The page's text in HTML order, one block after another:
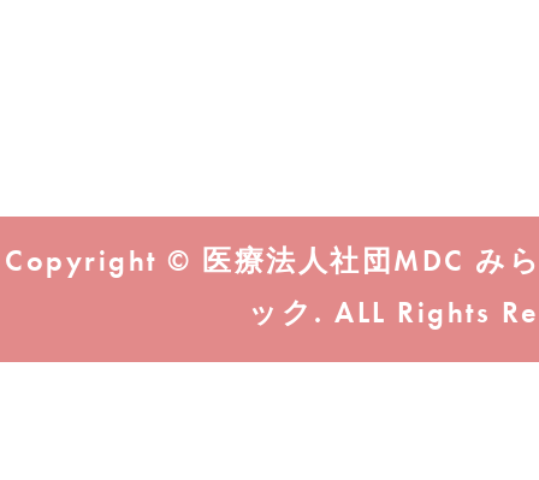
Copyright © 医療法人社団MDC み
ック. ALL Rights